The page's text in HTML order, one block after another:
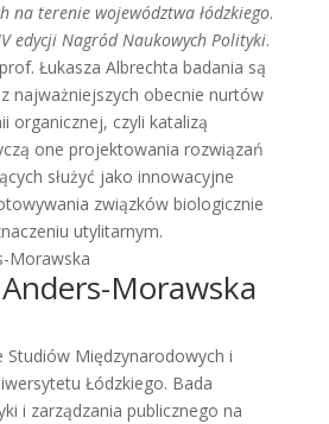
na terenie województwa łódzkiego.
edycji Nagród Naukowych Polityki.
Łukasza Albrechta badania są
najważniejszych obecnie nurtów
organicznej, czyli katalizą
one projektowania rozwiązań
służyć jako innowacyjne
związków biologicznie
utylitarnym.
Morawska
Studiów Międzynarodowych i
Łódzkiego. Bada
i zarządzania publicznego na